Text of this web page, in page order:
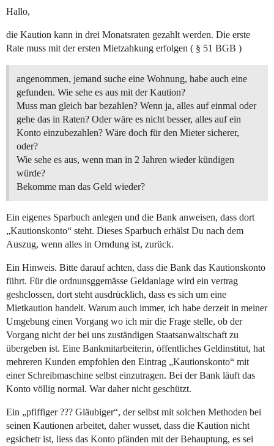
Hallo,
die Kaution kann in drei Monatsraten gezahlt werden. Die erste
Rate muss mit der ersten Mietzahkung erfolgen ( § 51 BGB )
angenommen, jemand suche eine Wohnung, habe auch eine
gefunden. Wie sehe es aus mit der Kaution?
Muss man gleich bar bezahlen? Wenn ja, alles auf einmal oder
gehe das in Raten? Oder wäre es nicht besser, alles auf ein
Konto einzubezahlen? Wäre doch für den Mieter sicherer,
oder?
Wie sehe es aus, wenn man in 2 Jahren wieder kündigen
würde?
Bekomme man das Geld wieder?
Ein eigenes Sparbuch anlegen und die Bank anweisen, dass dort
„Kautionskonto“ steht. Dieses Sparbuch erhälst Du nach dem
Auszug, wenn alles in Orndung ist, zurück.
Ein Hinweis. Bitte darauf achten, dass die Bank das Kautionskonto
führt. Für die ordnunsggemässe Geldanlage wird ein vertrag
geshclossen, dort steht ausdrücklich, dass es sich um eine
Mietkaution handelt. Warum auch immer, ich habe derzeit in meiner
Umgebung einen Vorgang wo ich mir die Frage stelle, ob der
Vorgang nicht der bei uns zuständigen Staatsanwaltschaft zu
übergeben ist. Eine Bankmitarbeiterin, öffentliches Geldinstitut, hat
mehreren Kunden empfohlen den Eintrag „Kautionskonto“ mit
einer Schreibmaschine selbst einzutragen. Bei der Bank läuft das
Konto völlig normal. War daher nicht geschützt.
Ein „pfiffiger ??? Gläubiger“, der selbst mit solchen Methoden bei
seinen Kautionen arbeitet, daher wusset, dass die Kaution nicht
egsichetr ist, liess das Konto pfänden mit der Behauptung, es sei